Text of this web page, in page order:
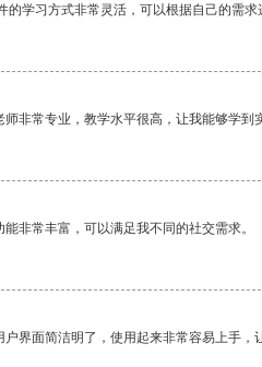
的学习方式非常灵活，可以根据自己的需
非常专业，教学水平很高，让我能够学到
非常丰富，可以满足我不同的社交需求。
界面简洁明了，使用起来非常容易上手，